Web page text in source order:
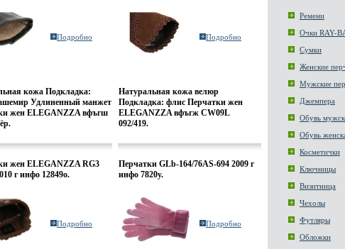
Подробно
кожа Подкладка:
Удлиненный манжет
жен ELEGANZZA вфъгш
жен ELEGANZZA RG3
г инфо 12849o.
Подробно
Подробно
Натуральная кожа велюр
Подкладка: флис Перчатки жен
ELEGANZZA вфъгж CW09L
092/419.
Перчатки GLb-164/76AS-694 2009 г
инфо 7820y.
Подробно
Ремени
Очки RAY-
Сумки
Женские
Мужские
Джемпера
Обувь
Обувь
Косметички
Ключницы
Визитница
Чехолы
Футляры
Обложки